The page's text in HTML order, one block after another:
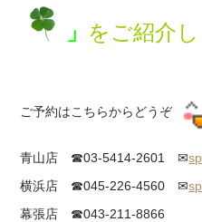
」 をご紹介
ご予約はこちらからどうぞ
青山店 ☎03-5414-2601 ✉
横浜店 ☎045-226-4560 ✉
幕張店 ☎043-211-8866